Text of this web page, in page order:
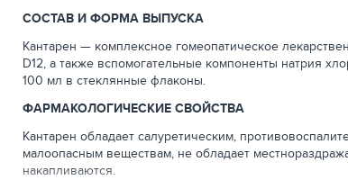
СОСТАВ И ФОРМА ВЫПУСКА
Кантарен — комплексное гомеопатическое
D12, а также вспомогательные компоненты натрия
100 мл в стеклянные флаконы.
ФАРМАКОЛОГИЧЕСКИЕ СВОЙСТВА
Кантарен обладает салуретическим,
малоопасным веществам, не обладает
накапливаются.